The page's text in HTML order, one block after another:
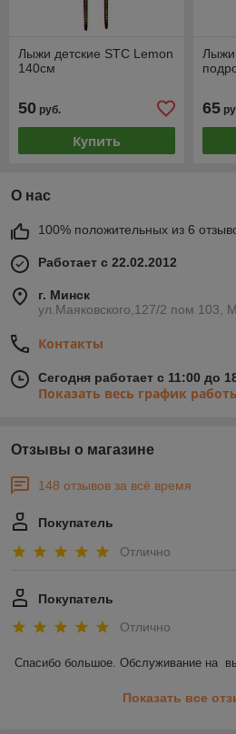
Лыжи детские STC Lemon
140см
50 руб.
Купить
Лыжи
65
О нас
100% положительных из 6
Работает с 22.02.2012
г. Минск
ул.Маяковского,127/2 пом 103,
Контакты
Сегодня работает с 11:00 до
Показать весь график
Отзывы о магазине
148 отзывов за всё время
Покупатель
Отлично
Покупатель
Отлично
Спасибо большое. Обслуживание на
Показать все